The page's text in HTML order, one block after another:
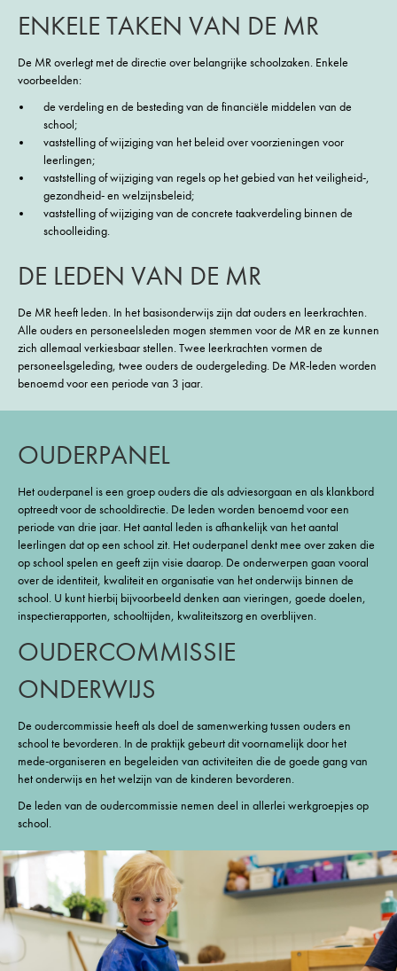
ENKELE TAKEN VAN DE MR
De MR overlegt met de directie over belangrijke schoolzaken. Enkele
voorbeelden:
de verdeling en de besteding van de financiële middelen van de
school;
vaststelling of wijziging van het beleid over voorzieningen voor
leerlingen;
vaststelling of wijziging van regels op het gebied van het veiligheid-,
gezondheid- en welzijnsbeleid;
vaststelling of wijziging van de concrete taakverdeling binnen de
schoolleiding.
DE LEDEN VAN DE MR
De MR heeft leden. In het basisonderwijs zijn dat ouders en leerkrachten.
Alle ouders en personeelsleden mogen stemmen voor de MR en ze kunnen
zich allemaal verkiesbaar stellen. Twee leerkrachten vormen de
personeelsgeleding, twee ouders de oudergeleding. De MR-leden worden
benoemd voor een periode van 3 jaar.
OUDERPANEL
Het ouderpanel is een groep ouders die als adviesorgaan en als klankbord
optreedt voor de schooldirectie. De leden worden benoemd voor een
periode van drie jaar. Het aantal leden is afhankelijk van het aantal
leerlingen dat op een school zit. Het ouderpanel denkt mee over zaken die
op school spelen en geeft zijn visie daarop. De onderwerpen gaan vooral
over de identiteit, kwaliteit en organisatie van het onderwijs binnen de
school. U kunt hierbij bijvoorbeeld denken aan vieringen, goede doelen,
inspectierapporten, schooltijden, kwaliteitszorg en overblijven.
OUDERCOMMISSIE
ONDERWIJS
De oudercommissie heeft als doel de samenwerking tussen ouders en
school te bevorderen. In de praktijk gebeurt dit voornamelijk door het
mede-organiseren en begeleiden van activiteiten die de goede gang van
het onderwijs en het welzijn van de kinderen bevorderen.
De leden van de oudercommissie nemen deel in allerlei werkgroepjes op
school.